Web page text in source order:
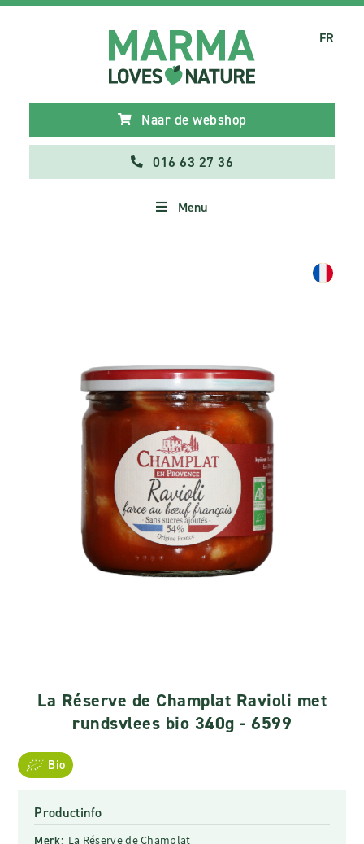
Naar de webshop
016 63 27 36
Menu
FR
La Réserve de Champlat Ravioli met
rundsvlees bio 340g - 6599
Bio
Productinfo
Merk: La Réserve de Champlat